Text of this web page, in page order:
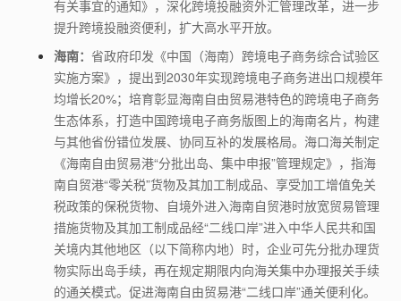
有关事宜的通知》，深化跨境投融资外汇管理改革，进一步
提升跨境投融资便利，扩大高水平开放。
海南： 省政府印发《中国（海南）跨境电子商务综合试验区
实施方案》，提出到2030年实现跨境电子商务进出口规模年
均增长20%；培育彰显海南自由贸易港特色的跨境电子商务
生态体系，打造中国跨境电子商务版图上的海南名片，构建
与其他省份错位发展、协同互补的发展格局。海口海关制定
《海南自由贸易港“分批出岛、集中申报”管理规定》，指海
南自贸港“零关税”货物及其加工制成品、享受加工增值免关
税政策的保税货物、自境外进入海南自贸港时放宽贸易管理
措施货物及其加工制成品经“二线口岸”进入中华人民共和国
关境内其他地区（以下简称内地）时，企业可先分批办理货
物实际出岛手续，再在规定期限内向海关集中办理报关手续
的通关模式。促进海南自由贸易港“二线口岸”通关便利化。